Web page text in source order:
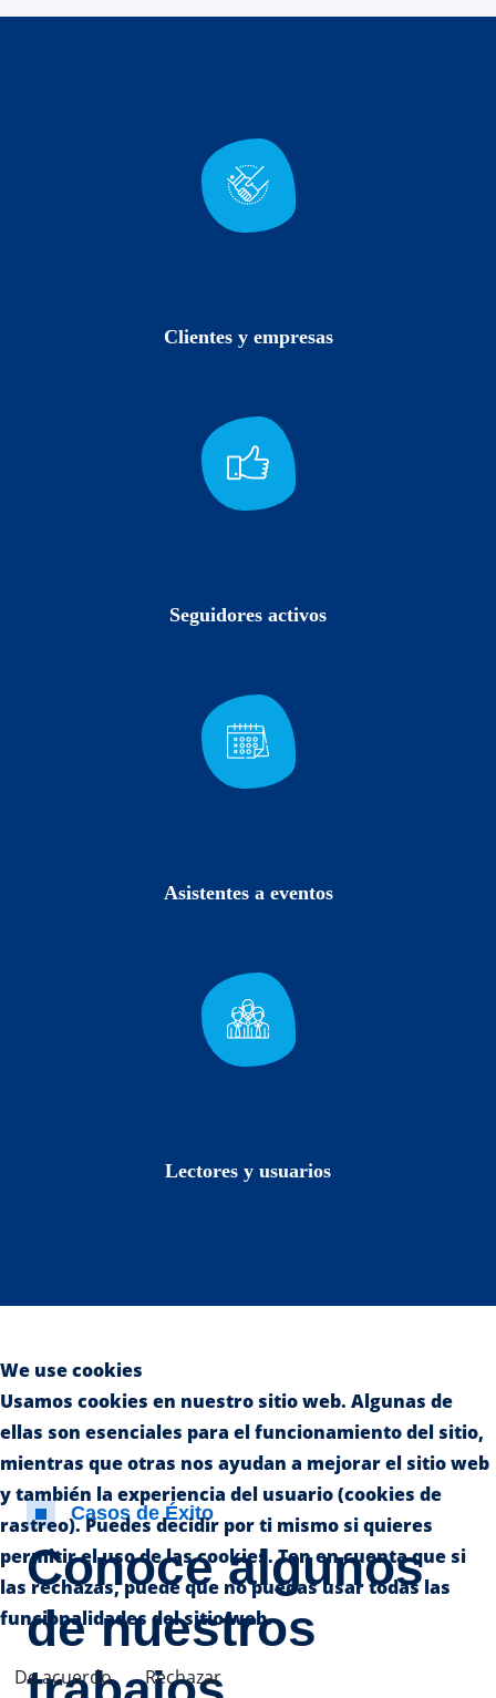
Clientes y empresas
Seguidores activos
Asistentes a eventos
Lectores y usuarios
Casos de Éxito
Conoce algunos
de nuestros
We use cookies
Usamos cookies en nuestro sitio web. Algunas de
ellas son esenciales para el funcionamiento del sitio,
mientras que otras nos ayudan a mejorar el sitio web
y también la experiencia del usuario (cookies de
rastreo). Puedes decidir por ti mismo si quieres
permitir el uso de las cookies. Ten en cuenta que si
las rechazas, puede que no puedas usar todas las
funcionalidades del sitio web.
De acuerdo Rechazar